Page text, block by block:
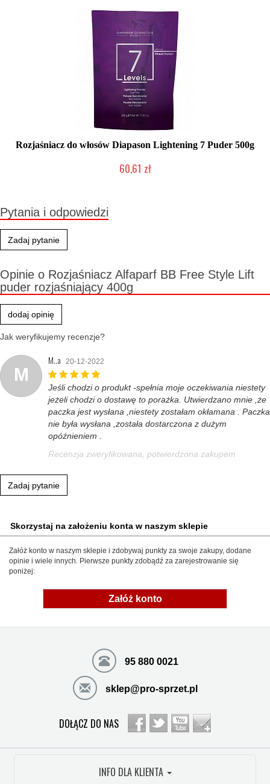
Rozjaśniacz do włosów Diapason Lightening 7 Puder 500g
60,61 zł
Pytania i odpowiedzi
Zadaj pytanie
Opinie o Rozjaśniacz Alfaparf BB Free Style Lift
puder rozjaśniający 400g
dodaj opinię
Jak weryfikujemy recenzje?
M
M..a 20-12-2022
Jeśli chodzi o produkt -spełnia moje oczekiwania niestety
jeżeli chodzi o dostawę to porażka. Utwierdzano mnie ,że
paczka jest wysłana ,niestety zostałam okłamana . Paczka
nie była wysłana ,została dostarczona z dużym
opóźnieniem .
Recenzja zweryfikowana, potwierdzona zakupem
Zadaj pytanie
Skorzystaj na założeniu konta w naszym sklepie
Załóż konto w naszym sklepie i zdobywaj punkty za swoje zakupy, dodane
opinie i wiele innych. Pierwsze punkty zdobądź za zarejestrowanie się
poniżej:
Załóż konto
95 880 0021
sklep@pro-sprzet.pl
DOŁĄCZ DO NAS
INFO DLA KLIENTA